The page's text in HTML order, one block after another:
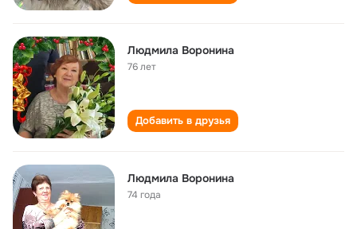
Людмила Воронина
76 лет
Добавить в друзья
Людмила Воронина
74 года